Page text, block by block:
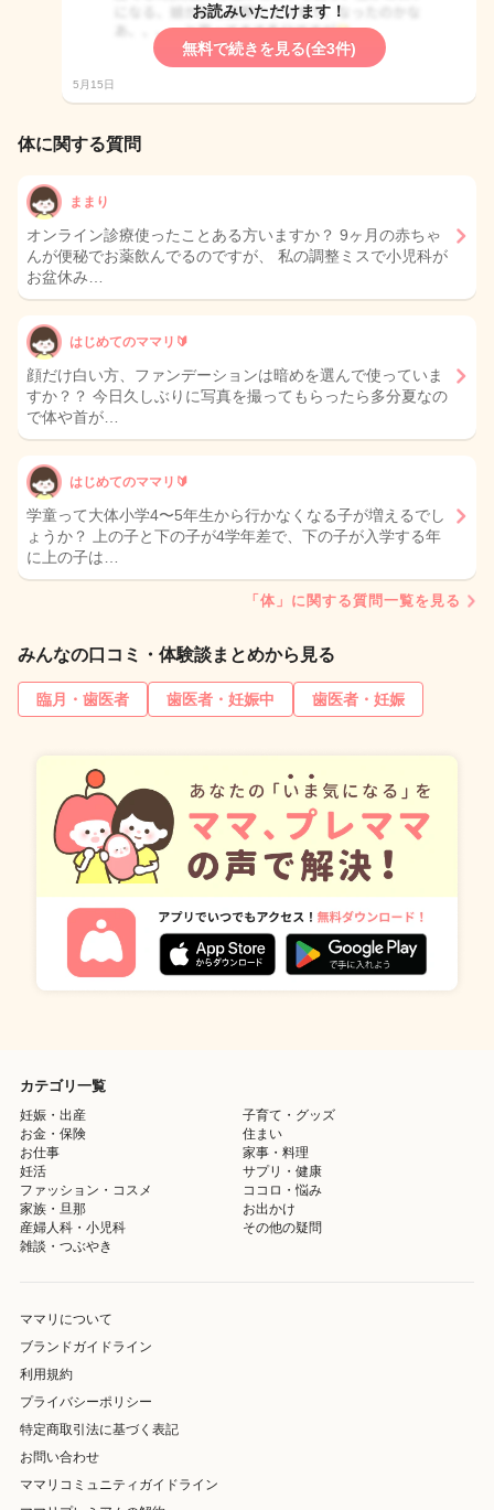
お読みいただけます！
無料で続きを見る(全3件)
5月15日
体に関する質問
ままり
オンライン診療使ったことある方いますか？ 9ヶ月の赤ちゃ
んが便秘でお薬飲んでるのですが、 私の調整ミスで小児科が
お盆休み…
はじめてのママリ🔰
顔だけ白い方、ファンデーションは暗めを選んで使っていま
すか？？ 今日久しぶりに写真を撮ってもらったら多分夏なの
で体や首が…
はじめてのママリ🔰
学童って大体小学4〜5年生から行かなくなる子が増えるでし
ょうか？ 上の子と下の子が4学年差で、下の子が入学する年
に上の子は…
「体」に関する質問一覧を見る
みんなの口コミ・体験談まとめから見る
臨月・歯医者 歯医者・妊娠中 歯医者・妊娠
カテゴリ一覧
妊娠・出産
子育て・グッズ
お金・保険
住まい
お仕事
家事・料理
妊活
サプリ・健康
ファッション・コスメ
ココロ・悩み
家族・旦那
お出かけ
産婦人科・小児科
その他の疑問
雑談・つぶやき
ママリについて
ブランドガイドライン
利用規約
プライバシーポリシー
特定商取引法に基づく表記
お問い合わせ
ママリコミュニティガイドライン